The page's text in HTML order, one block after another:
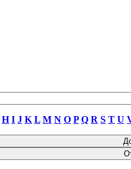
H I J K L M N O P Q R S T U